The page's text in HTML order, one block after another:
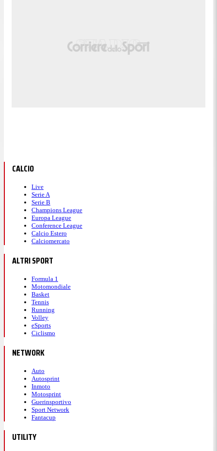
CALCIO
Live
Serie A
Serie B
Champions League
Europa League
Conference League
Calcio Estero
Calciomercato
ALTRI SPORT
Formula 1
Motomondiale
Basket
Tennis
Running
Volley
eSports
Ciclismo
NETWORK
Auto
Autosprint
Inmoto
Motosprint
Guerinsportivo
Sport Network
Fantacup
UTILITY